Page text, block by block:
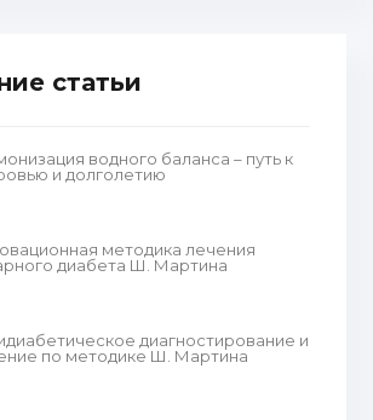
статьи
водного баланса – путь к
и долголетию
методика лечения
диабета Ш. Мартина
диагностирование и
по методике Ш. Мартина